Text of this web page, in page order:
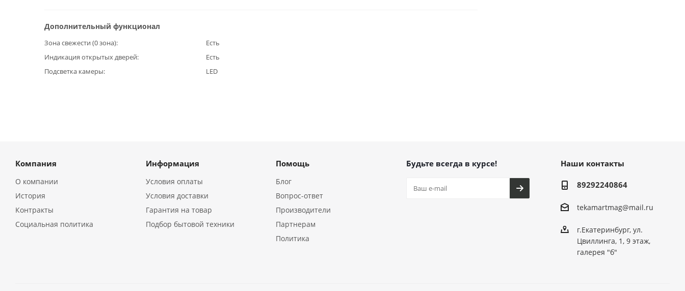
Дополнительный функционал
Зона свежести (0 зона)
Есть
Индикация открытых дверей
Есть
Подсветка камеры
LED
Компания
О компании
История
Контракты
Социальная политика
Информация
Условия оплаты
Условия доставки
Гарантия на товар
Подбор бытовой техники
Помощь
Блог
Вопрос-ответ
Производители
Партнерам
Политика
Будьте всегда в курсе! Наши контакты
89292240864
tekamartmag@mail.ru
г.Екатеринбург, ул.
Цвиллинга, 1, 9 этаж,
галерея "б"